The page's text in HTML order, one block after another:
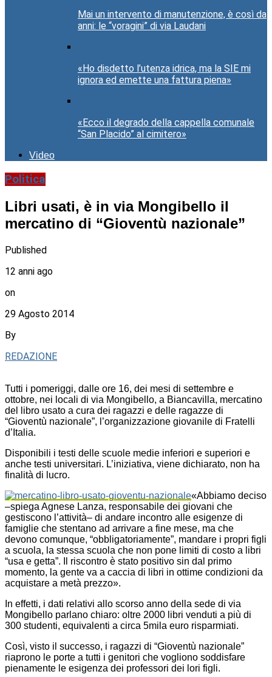
Mai un intervento di manutenzione, è così da
anni: le “voragini” di via Laudani
«Ho disdetto l’utenza idrica, ma la SIE mi
ignora ed emette una fattura piena»
«Ecco il degrado della cappella comunale
“San Placido” al cimitero»
Video
Politica
Libri usati, è in via Mongibello il
mercatino di “Gioventù nazionale”
Published
12 anni ago
on
29 Agosto 2014
By
REDAZIONE
Tutti i pomeriggi, dalle ore 16, dei mesi di settembre e
ottobre, nei locali di via Mongibello, a Biancavilla, mercatino
del libro usato a cura dei ragazzi e delle ragazze di
“Gioventù nazionale”, l’organizzazione giovanile di Fratelli
d’Italia.
Disponibili i testi delle scuole medie inferiori e superiori e
anche testi universitari. L’iniziativa, viene dichiarato, non ha
finalità di lucro.
«Abbiamo deciso
–spiega Agnese Lanza, responsabile dei giovani che
gestiscono l’attività– di andare incontro alle esigenze di
famiglie che stentano ad arrivare a fine mese, ma che
devono comunque, “obbligatoriamente”, mandare i propri figli
a scuola, la stessa scuola che non pone limiti di costo a libri
“usa e getta”. Il riscontro è stato positivo sin dal primo
momento, la gente va a caccia di libri in ottime condizioni da
acquistare a metà prezzo».
In effetti, i dati relativi allo scorso anno della sede di via
Mongibello parlano chiaro: oltre 2000 libri venduti a più di
300 studenti, equivalenti a circa 5mila euro risparmiati.
Così, visto il successo, i ragazzi di “Gioventù nazionale”
riaprono le porte a tutti i genitori che vogliono soddisfare
pienamente le esigenza dei professori dei lori figli.